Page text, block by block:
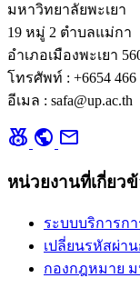
มหาวิทยาลัยพะเยา
19 หมู่ 2 ตำบลแม่กา
อำเภอเมืองพะเยา
โทรศัพท์ : +6654 466
อีเมล : safa@up.ac.th
social_leaderboard public mail
หน่วยงานที่เกี่ยว
ระบบบริการก
เปลี่ยนรหัสผ่า
กองกฎหมาย ม